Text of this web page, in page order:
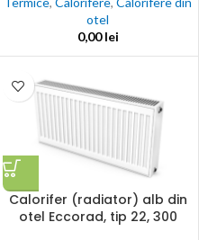
otel
0,00lei
Calorifer (radiator) alb din
otel Eccorad, tip 22, 300